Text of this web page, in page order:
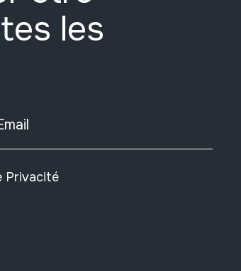
les
Privacité